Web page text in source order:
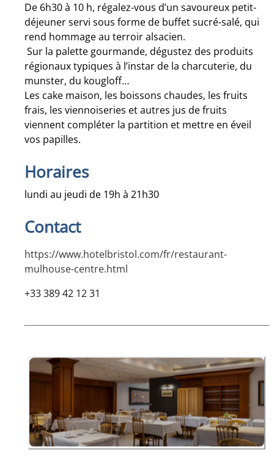
De 6h30 à 10 h, régalez-vous d’un savoureux petit-
déjeuner servi sous forme de buffet sucré-salé, qui
rend hommage au terroir alsacien.
Sur la palette gourmande, dégustez des produits
régionaux typiques à l’instar de la charcuterie, du
munster, du kougloff…
Les cake maison, les boissons chaudes, les fruits
frais, les viennoiseries et autres jus de fruits
viennent compléter la partition et mettre en éveil
vos papilles.
Horaires
lundi au jeudi de 19h à 21h30
Contact
https://www.hotelbristol.com/fr/restaurant-
mulhouse-centre.html
+33 389 42 12 31